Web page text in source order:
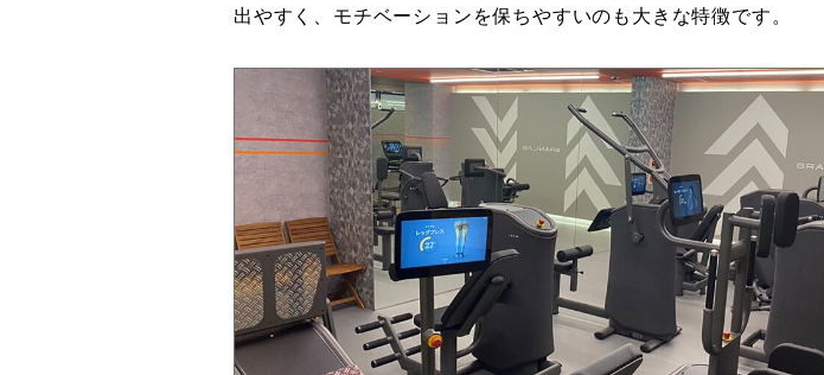
出やすく、モチベーションを保ちやすいのも大きな特徴です。